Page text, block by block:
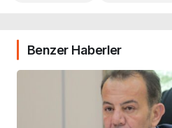
Benzer Haberler